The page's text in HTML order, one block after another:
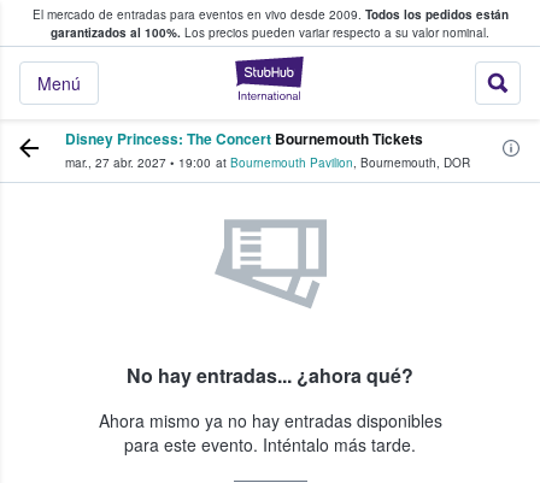
El mercado de entradas para eventos en vivo desde 2009. Todos los pedidos están
garantizados al 100%. Los precios pueden variar respecto a su valor nominal.
StubHub:
Menú
y venta de entradas entre fans
Disney Princess: The Concert Bournemouth Tickets
mar., 27 abr. 2027 • 19:00 at Bournemouth Pavilion, Bournemouth, DOR
No hay entradas... ¿ahora qué?
Ahora mismo ya no hay entradas disponibles
para este evento. Inténtalo más tarde.